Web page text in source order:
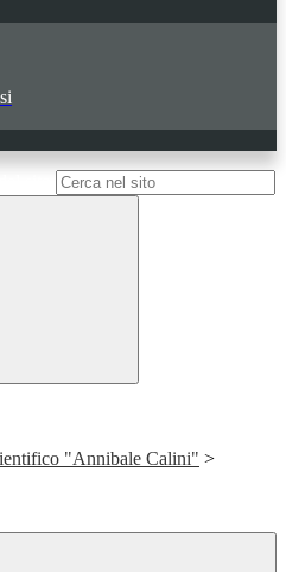
"Annibale Calini" >